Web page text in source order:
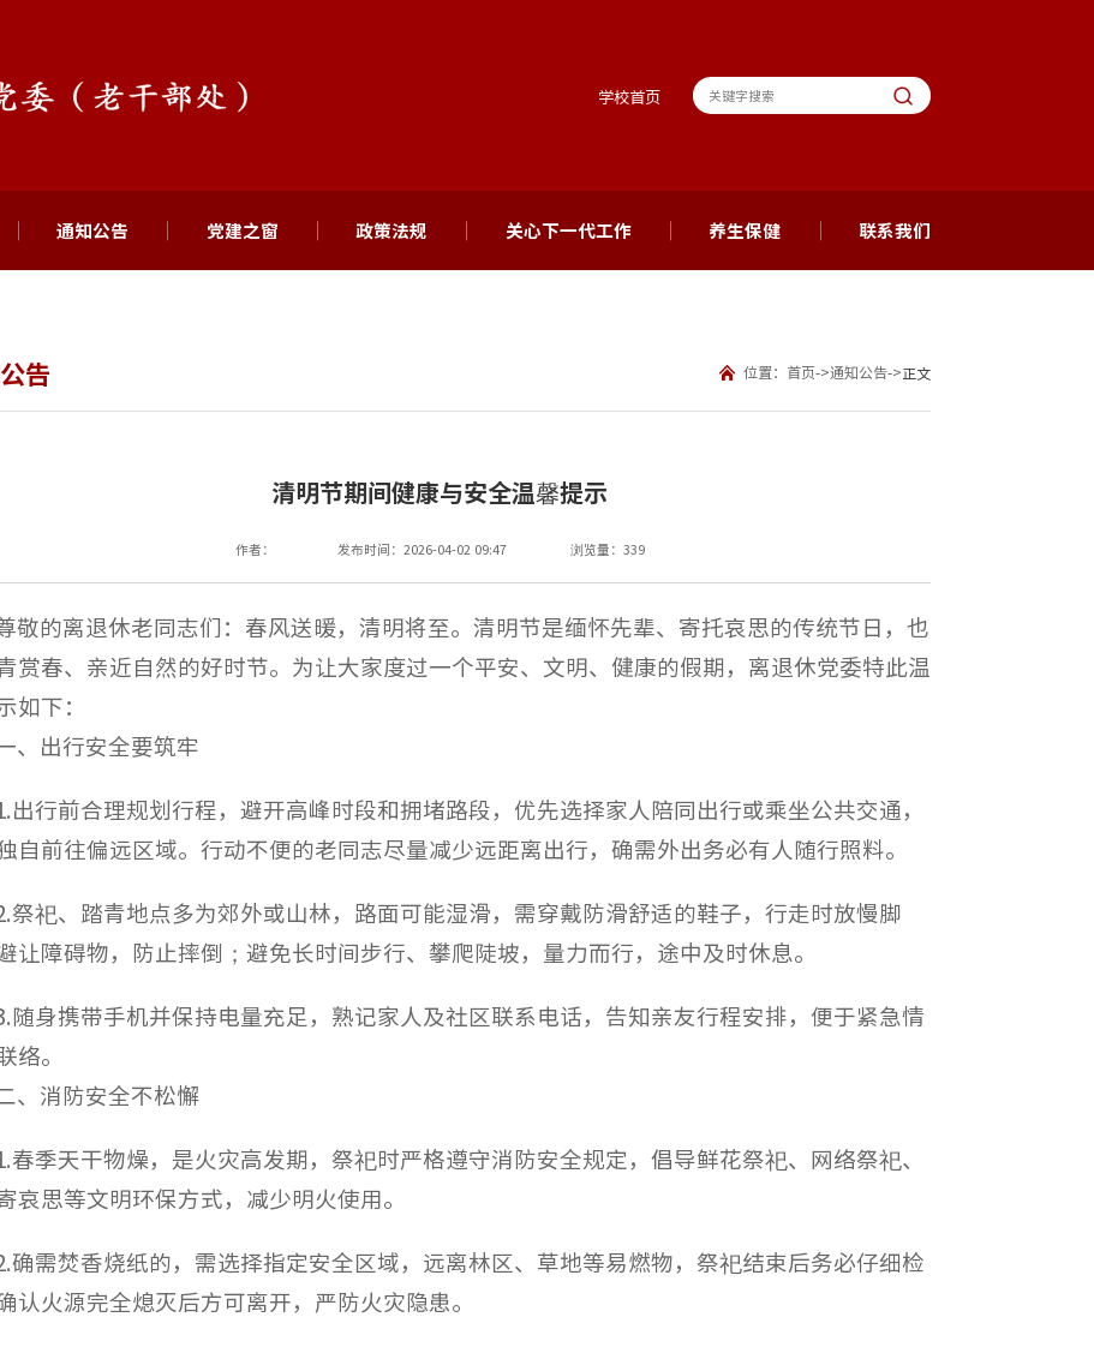
学校首页
通知公告 党建之窗 政策法规 关心下一代工作 养生保健 联系我们
告 位置： 首页->通知公告->正文
清明节期间健康与安全温馨提示
作者： 发布时间：2026-04-02 09:47 浏览量： 339
敬的离退休老同志们：春风送暖，清明将至。清明节是缅怀先辈、寄托哀思的传统节日，也
赏春、亲近自然的好时节。为让大家度过一个平安、文明、健康的假期，离退休党委特此温
如下：
、出行安全要筑牢
出行前合理规划行程，避开高峰时段和拥堵路段，优先选择家人陪同出行或乘坐公共交通，
自前往偏远区域。行动不便的老同志尽量减少远距离出行，确需外出务必有人随行照料。
祭祀、踏青地点多为郊外或山林，路面可能湿滑，需穿戴防滑舒适的鞋子，行走时放慢脚
让障碍物，防止摔倒；避免长时间步行、攀爬陡坡，量力而行，途中及时休息。
随身携带手机并保持电量充足，熟记家人及社区联系电话，告知亲友行程安排，便于紧急情
络。
、消防安全不松懈
春季天干物燥，是火灾高发期，祭祀时严格遵守消防安全规定，倡导鲜花祭祀、网络祭祀、
哀思等文明环保方式，减少明火使用。
确需焚香烧纸的，需选择指定安全区域，远离林区、草地等易燃物，祭祀结束后务必仔细检
认火源完全熄灭后方可离开，严防火灾隐患。